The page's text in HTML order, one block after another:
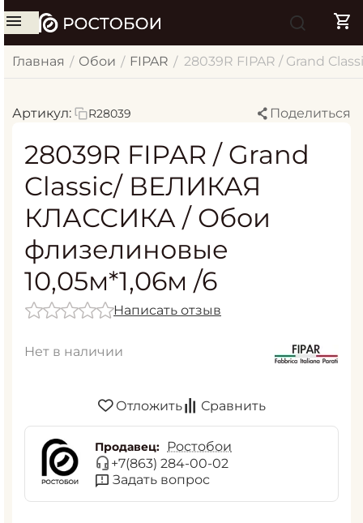
Главная / Обои / FIPAR / 28039R FIPAR / Grand
Артикул: R28039 Поделиться
28039R FIPAR / Grand
Classic/ ВЕЛИКАЯ
КЛАССИКА / Обои
флизелиновые
10,05м*1,06м /6
Написать отзыв
Нет в наличии
Отложить Сравнить
Продавец:
Ростобои
+7(863) 284-00-02
Задать вопрос